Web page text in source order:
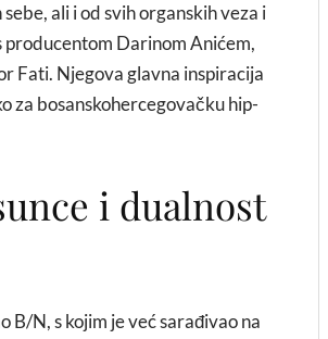
ali i od svih organskih veza i
producentom Darinom Anićem,
Fati. Njegova glavna inspiracija
za bosanskohercegovačku hip-
i dualnost
B/N, s kojim je već sarađivao na